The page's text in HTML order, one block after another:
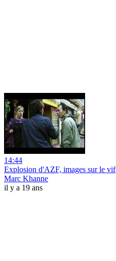
14:44
Explosion d'AZF, images sur le vif
Marc Khanne
il y a 19 ans